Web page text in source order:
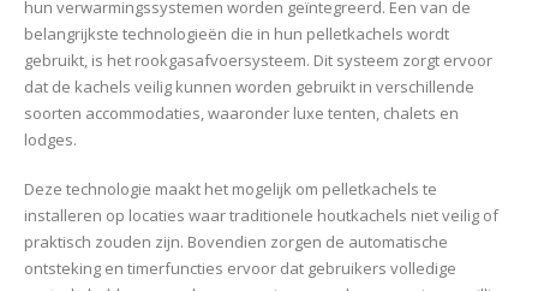
hun verwarmingssystemen worden geïntegreerd. Een van de
belangrijkste technologieën die in hun pelletkachels wordt
gebruikt, is het rookgasafvoersysteem. Dit systeem zorgt ervoor
dat de kachels veilig kunnen worden gebruikt in verschillende
soorten accommodaties, waaronder luxe tenten, chalets en
lodges.
Deze technologie maakt het mogelijk om pelletkachels te
installeren op locaties waar traditionele houtkachels niet veilig of
praktisch zouden zijn. Bovendien zorgen de automatische
ontsteking en timerfuncties ervoor dat gebruikers volledige